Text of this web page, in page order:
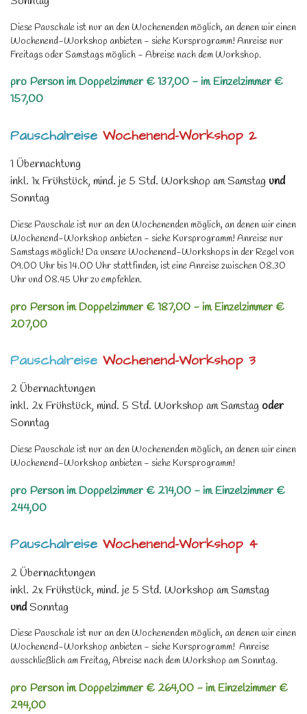
Diese Pauschale ist nur an den Wochenenden möglich, an denen wir einen
Wochenend-Workshop anbieten - siehe Kursprogramm! Anreise nur
Freitags oder Samstags möglich - Abreise nach dem Workshop.
pro Person im Doppelzimmer € 137,00 - im Einzelzimmer €
157,00
Pauschalreise Wochenend-Workshop 2
1 Übernachtung
inkl. 1x Frühstück, mind. je 5 Std. Workshop am Samstag und
Sonntag
Diese Pauschale ist nur an den Wochenenden möglich, an denen wir einen
Wochenend-Workshop anbieten - siehe Kursprogramm! Anreise nur
Samstags möglich! Da unsere Wochenend-Workshops in der Regel von
09.00 Uhr bis 14.00 Uhr stattfinden, ist eine Anreise zwischen 08.30
Uhr und 08.45 Uhr zu empfehlen.
pro Person im Doppelzimmer € 187,00 - im Einzelzimmer €
207,00
Pauschalreise Wochenend-Workshop 3
2 Übernachtungen
inkl. 2x Frühstück, mind. 5 Std. Workshop am Samstag oder
Sonntag
Diese Pauschale ist nur an den Wochenenden möglich, an denen wir einen
Wochenend-Workshop anbieten - siehe Kursprogramm!
pro Person im Doppelzimmer € 214,00 - im Einzelzimmer €
244,00
Pauschalreise Wochenend-Workshop 4
2 Übernachtungen
inkl. 2x Frühstück, mind. je 5 Std. Workshop am Samstag
undSonntag
Diese Pauschale ist nur an den Wochenenden möglich, an denen wir einen
Wochenend-Workshop anbieten - siehe Kursprogramm! Anreise
ausschließlich am Freitag, Abreise nach dem Workshop am Sonntag.
pro Person im Doppelzimmer € 264,00 - im Einzelzimmer €
294,00